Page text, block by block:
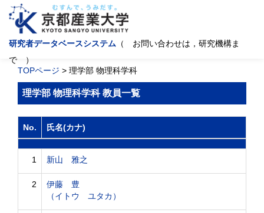
研究者データベースシステム （ お問い合わせは，研究機構ま
で ）
TOPページ > 理学部 物理科学科
理学部 物理科学科 教員一覧
No. 氏名(カナ)
1 新山 雅之
2
伊藤 豊
（イトウ ユタカ）